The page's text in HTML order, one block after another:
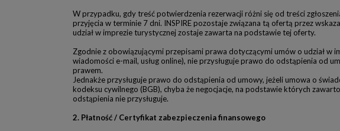
W przypadku, gdy treść potwierdzenia rezerwacji różni się od treści
przyjęcia w terminie 7 dni. INSPIRE pozostaje związana tą ofertą przez
udział w imprezie turystycznej zostaje zawarta na podstawie tej oferty.
Zgodnie z obowiązującymi przepisami prawa dotyczącymi umów o udział w
wiadomości e-mail, usług online), nie przysługuje prawo do odstąpienia od
prawem.
Jednakże przysługuje prawo do odstąpienia od umowy, jeżeli umowa o
kodeksu cywilnego (BGB), chyba że negocjacje, na podstawie których
odstąpienia nie przysługuje.
2. Płatność / Certyfikat zabezpieczenia finansowego